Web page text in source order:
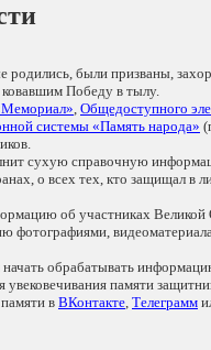
родились, были призваны,
Победу в тылу.
, Общедоступного
системы «Память народа»
сухую справочную
о всех тех, кто защищал в
об участниках Великой
фотографиями,
обрабатывать
памяти
в ВКонтакте, Телеграмм